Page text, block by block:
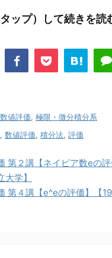
ップ）して続きを読
数値評価, 極限・微分積分系
, 数値評価, 積分法, 評価
第２講【ネイピア数eの
大学】
第４講【e^eの評価】【